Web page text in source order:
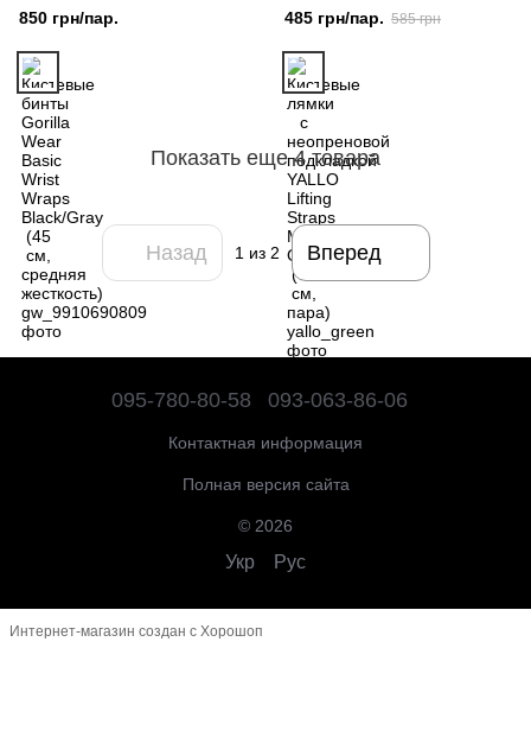
(45 см, средняя жесткость)
850 грн/пар.
Straps Military Green (62 см,
485 грн/пар. 585 грн
Показать еще 4 товара
Назад 1 из 2 Вперед
095-780-80-58 093-063-86-06
Контактная информация
Полная версия сайта
© 2026
Укр Рус
Интернет-магазин создан с Хорошоп